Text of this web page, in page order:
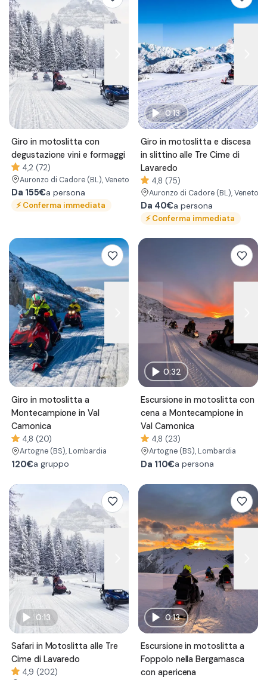
Giro in motoslitta con
degustazione vini e formaggi
4,2 (72)
Auronzo di Cadore (BL), Veneto
Da 155€a persona
⚡Conferma immediata
0:13
Giro in motoslitta e discesa
in slittino alle Tre Cime di
Lavaredo
4,8 (75)
Auronzo di Cadore (BL), Veneto
Da 40€a persona
⚡Conferma immediata
Giro in motoslitta a
Montecampione in Val
Camonica
4,8 (20)
Artogne (BS), Lombardia
120€a gruppo
0:32
Escursione in motoslitta con
cena a Montecampione in
Val Camonica
4,8 (23)
Artogne (BS), Lombardia
Da 110€a persona
0:13
Safari in Motoslitta alle Tre
Cime di Lavaredo
4,9 (202)
0:13
Escursione in motoslitta a
Foppolo nella Bergamasca
con apericena